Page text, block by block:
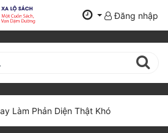
Đăng nhập
Làm Phản Diện Thật Khó